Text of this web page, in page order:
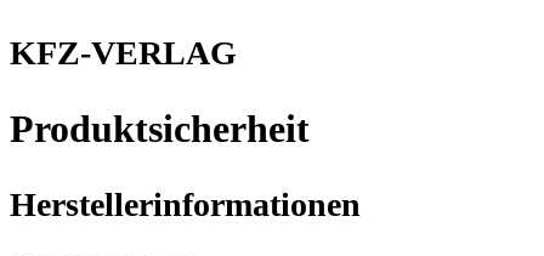
KFZ-VERLAG
Produktsicherheit
Herstellerinformationen